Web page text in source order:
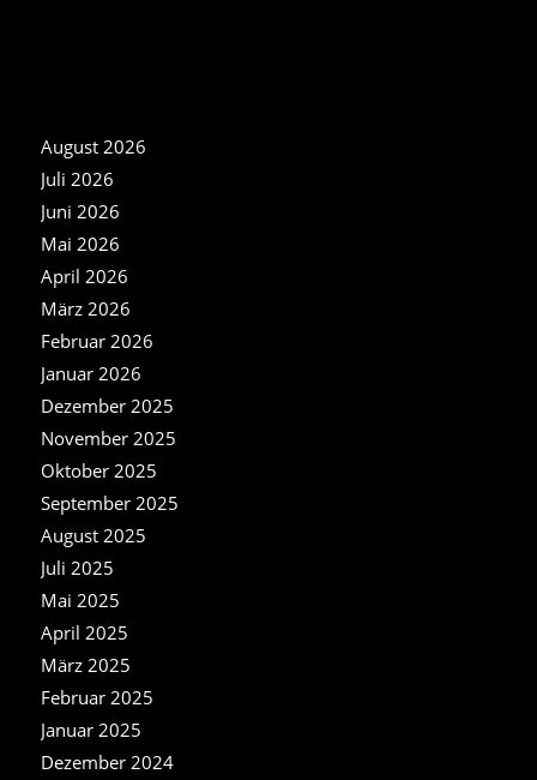
August 2026
Juli 2026
Juni 2026
Mai 2026
April 2026
März 2026
Februar 2026
Januar 2026
Dezember 2025
November 2025
Oktober 2025
September 2025
August 2025
Juli 2025
Mai 2025
April 2025
März 2025
Februar 2025
Januar 2025
Dezember 2024